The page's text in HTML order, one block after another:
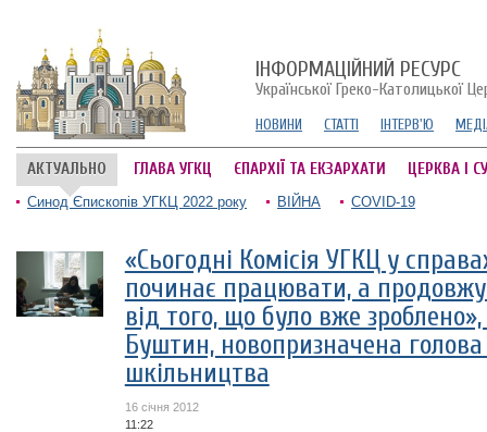
ІНФОРМАЦІЙНИЙ РЕСУРС
Української Греко-Католицької
НОВИНИ СТАТТІ ІНТЕРВ'Ю
АКТУАЛЬНО ГЛАВА УГКЦ ЄПАРХІЇ ТА ЕКЗАРХАТИ ЦЕРКВА І
Синод Єпископів УГКЦ 2022 року ВІЙНА COVID-19
«Сьогодні Комісія УГКЦ у
починає працювати, а
від того, що було вже
Буштин, новопризначена голова
шкільництва
16 січня 2012
11:22